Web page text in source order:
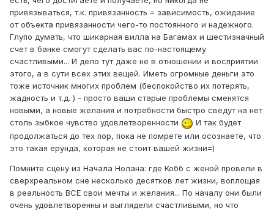
привязываться, т.к. привязанность = зависимость, ожидание
от объекта привязанности чего-то постоянного и надежного.
Глупо думать, что шикарная вилла на Багамах и шестизначный
счет в банке смогут сделать вас по-настоящему
счастливыми... И дело тут даже не в отношении и восприятии
этого, а в сути всех этих вещей. Иметь огромные деньги это
тоже источник многих проблем (беспокойство их потерять,
жадность и т.д. ) - просто ваши старые проблемы сменятся
новыми, а новые желания и потребности быстро сведут на нет
столь зыбкое чувство удовлетворенности
И так будет
продолжаться до тех пор, пока не помрете или осознаете, что
это такая ерунда, которая не стоит вашей жизни=)
Помните сцену из Начала Нолана: где Кобб с женой провели в
сверхреальном сне несколько десятков лет жизни, воплощая
в реальность ВСЕ свои мечты и желания... По началу они были
очень удовлетворенны и выглядели счастливыми, но что